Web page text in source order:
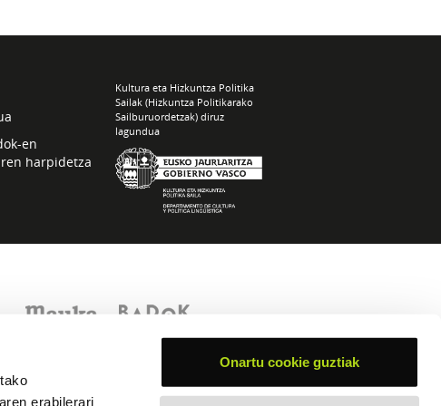
erabilerari
Onartu cookie guztiak
en
harpidetza
Kultura eta Hizkuntza Politika
Sailak (Hizkuntza Politikarako
Sailburuordetzak) diruz
lagundua